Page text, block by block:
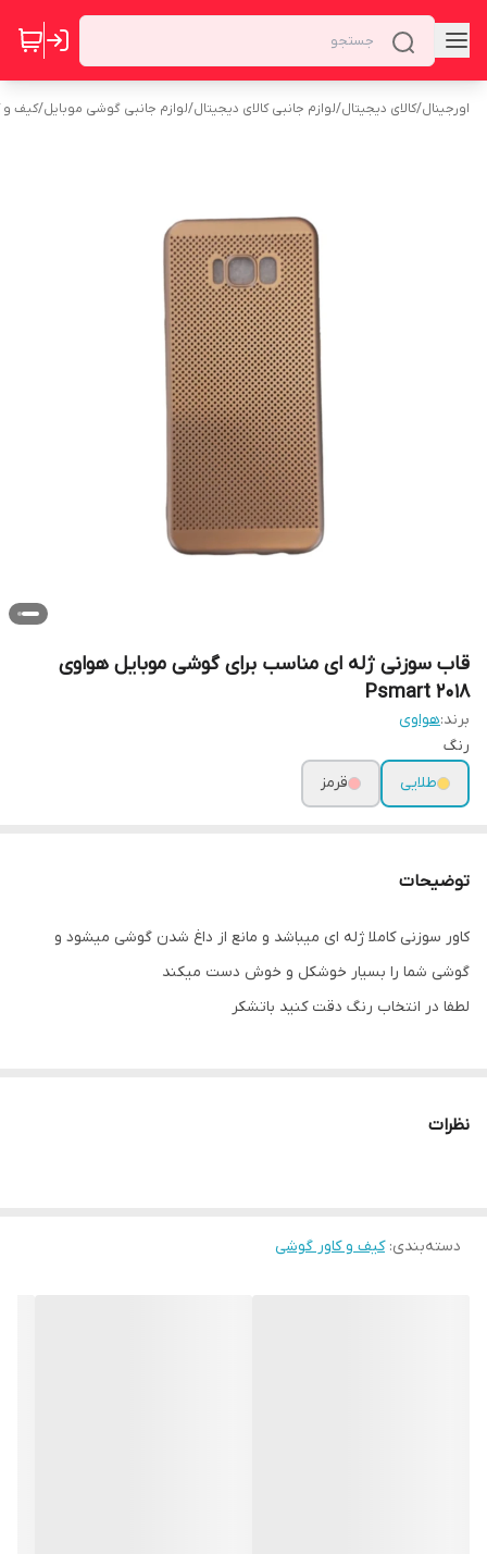
اورجینال/کالای دیجیتال/لوازم جانبی کالای دیجیتال/لوازم جانبی گوشی موبایل/کیف و
قاب سوزنی ژله ای مناسب برای گوشی موبایل هواوی
Psmart 2018
برند:هواوی
رنگ
طلایی
قرمز
توضیحات
کاور سوزنی کاملا ژله ای میباشد و مانع از داغ شدن گوشی میشود و
گوشی شما را بسیار خوشکل و خوش دست میکند
لطفا در انتخاب رنگ دقت کنید باتشکر
نظرات
دسته‌بندی:کیف و کاور گوشی